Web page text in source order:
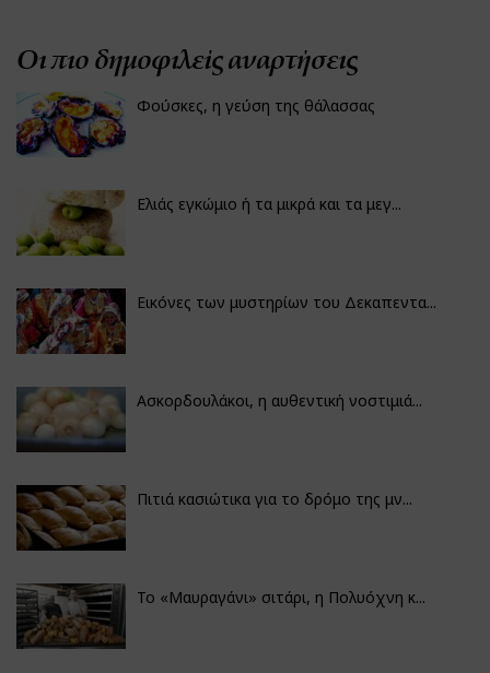
Οι πιο δημοφιλείς αναρτήσεις
Φούσκες, η γεύση της θάλασσας
Ελιάς εγκώμιο ή τα μικρά και τα μεγ...
Εικόνες των μυστηρίων του Δεκαπεντα...
Ασκορδουλάκοι, η αυθεντική νοστιμιά...
Πιτιά κασιώτικα για το δρόμο της μν...
Το «Μαυραγάνι» σιτάρι, η Πολυόχνη κ...